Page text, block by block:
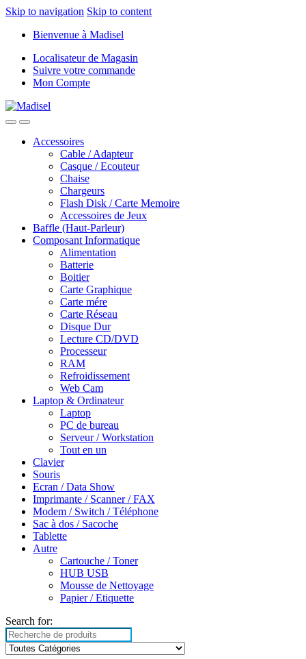
Skip to navigation Skip to content
Bienvenue à Madisel
Localisateur de Magasin
Suivre votre commande
Mon Compte
Accessoires
Cable / Adapteur
Casque / Ecouteur
Chaise
Chargeurs
Flash Disk / Carte Memoire
Accessoires de Jeux
Baffle (Haut-Parleur)
Composant Informatique
Alimentation
Batterie
Boitier
Carte Graphique
Carte mére
Carte Réseau
Disque Dur
Lecture CD/DVD
Processeur
RAM
Refroidissement
Web Cam
Laptop & Ordinateur
Laptop
PC de bureau
Serveur / Workstation
Tout en un
Clavier
Souris
Ecran / Data Show
Imprimante / Scanner / FAX
Modem / Switch / Téléphone
Sac à dos / Sacoche
Tablette
Autre
Cartouche / Toner
HUB USB
Mousse de Nettoyage
Papier / Etiquette
Search for: